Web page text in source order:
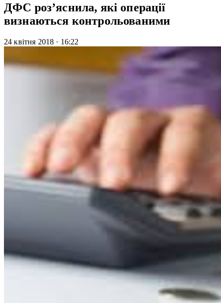
ДФС роз’яснила, які операції
визнаються контрольованими
24 квітня 2018 · 16:22